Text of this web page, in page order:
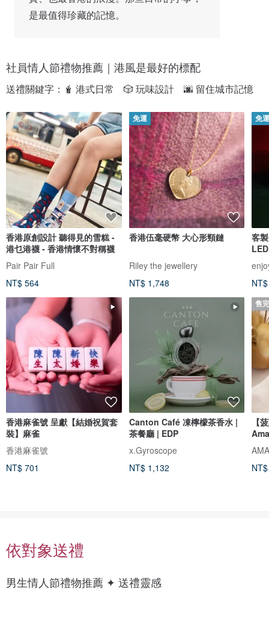
是最值得珍藏的記憶。
社員情人節禮物推薦｜港風是最好的標配
送禮關鍵字：🧋 港式日常　🎲 玩味設計　🌆 留住城市記憶
香港原創設計 聽得見的雪糕 -
港乜港襪 - 香港情懷不對稱襪
Pair Pair Full
NT$ 564
香港麻雀號 呈獻【結婚祝賀套
裝】麻雀
香港麻雀號
NT$ 701
免運
香港伍毫硬幣 大心形頸鏈
Riley the jewellery
NT$ 1,748
Canton Café 凍檸檬茶香水 |
茶餐廳 | EDP
x.Gyroscope
NT$ 1,132
免
客
售
【
依對象送禮
男生情人節禮物推薦 ✦ 送禮靈感
上
科